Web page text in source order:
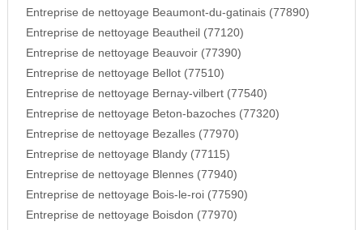
Entreprise de nettoyage Beaumont-du-gatinais (77890)
Entreprise de nettoyage Beautheil (77120)
Entreprise de nettoyage Beauvoir (77390)
Entreprise de nettoyage Bellot (77510)
Entreprise de nettoyage Bernay-vilbert (77540)
Entreprise de nettoyage Beton-bazoches (77320)
Entreprise de nettoyage Bezalles (77970)
Entreprise de nettoyage Blandy (77115)
Entreprise de nettoyage Blennes (77940)
Entreprise de nettoyage Bois-le-roi (77590)
Entreprise de nettoyage Boisdon (77970)